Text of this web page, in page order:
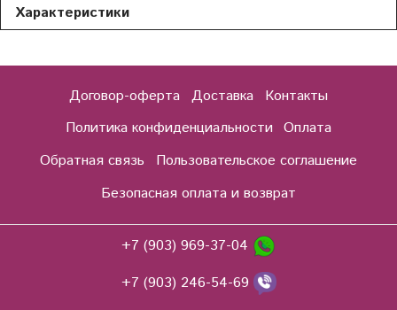
Характеристики
Договор-оферта Доставка
Контакты
Политика конфиденциальности Оплата
Обратная связь
Пользовательское соглашение
Безопасная оплата и возврат
+7 (903) 969-37-04
+7 (903) 246-54-69